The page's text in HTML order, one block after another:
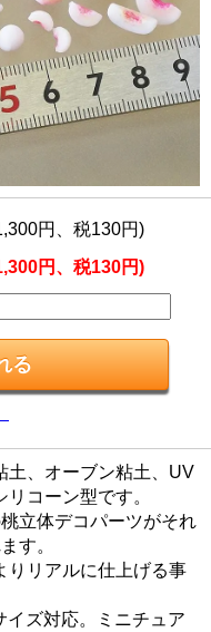
円、税130円)
円、税130円)
土、オーブン粘土、UV
コーン型です。
立体デコパーツがそれ
す。
りリアルに仕上げる事
イズ対応。ミニチュア